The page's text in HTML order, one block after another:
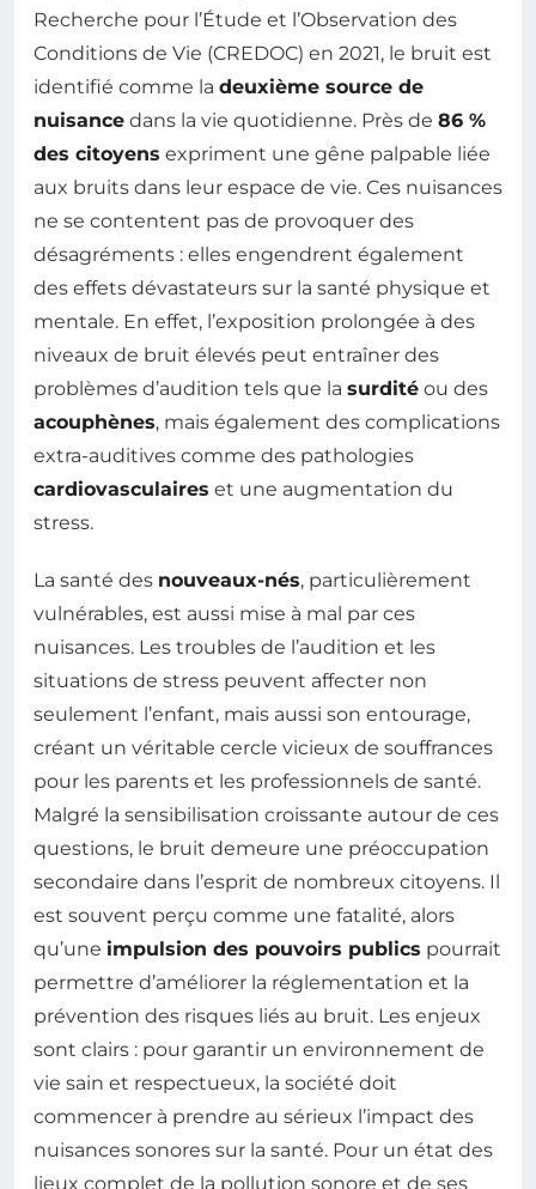
Recherche pour l’Étude et l’Observation des
Conditions de Vie (CREDOC) en 2021, le bruit est
identifié comme la deuxième source de
nuisance dans la vie quotidienne. Près de 86 %
des citoyens expriment une gêne palpable liée
aux bruits dans leur espace de vie. Ces nuisances
ne se contentent pas de provoquer des
désagréments : elles engendrent également
des effets dévastateurs sur la santé physique et
mentale. En effet, l’exposition prolongée à des
niveaux de bruit élevés peut entraîner des
problèmes d’audition tels que la surdité ou des
acouphènes, mais également des complications
extra-auditives comme des pathologies
cardiovasculaires et une augmentation du
stress.
La santé des nouveaux-nés, particulièrement
vulnérables, est aussi mise à mal par ces
nuisances. Les troubles de l’audition et les
situations de stress peuvent affecter non
seulement l’enfant, mais aussi son entourage,
créant un véritable cercle vicieux de souffrances
pour les parents et les professionnels de santé.
Malgré la sensibilisation croissante autour de ces
questions, le bruit demeure une préoccupation
secondaire dans l’esprit de nombreux citoyens. Il
est souvent perçu comme une fatalité, alors
qu’une impulsion des pouvoirs publics pourrait
permettre d’améliorer la réglementation et la
prévention des risques liés au bruit. Les enjeux
sont clairs : pour garantir un environnement de
vie sain et respectueux, la société doit
commencer à prendre au sérieux l’impact des
nuisances sonores sur la santé. Pour un état des
lieux complet de la pollution sonore et de ses